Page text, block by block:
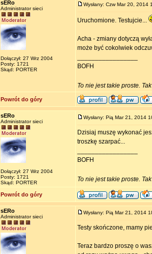
sERo
Administrator sieci
Dołączył: 27 Wrz 2004
Posty: 1721
Skąd: PORTER
Wysłany: Czw Mar 20, 2014
Uruchomione. Testujcie...
Acha - zmiany dotyczą
może być cokolwiek
BOFH
To nie jest takie proste.
Powrót do góry
sERo
Administrator sieci
Dołączył: 27 Wrz 2004
Posty: 1721
Skąd: PORTER
Wysłany: Pią Mar 21, 2014
Dzisiaj muszę wykonać
troszkę szarpać...
BOFH
To nie jest takie proste.
Powrót do góry
sERo
Administrator sieci
Wysłany: Pią Mar 21, 2014
Testy skończone, mamy
Teraz bardzo proszę o